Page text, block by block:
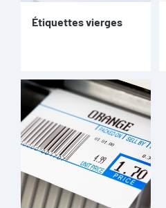
Étiquettes vierges